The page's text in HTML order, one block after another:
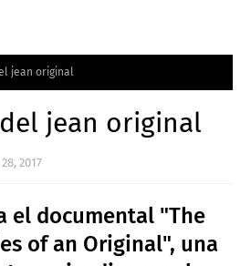
jean original
jean original
2017
el documental "The
of an Original", una